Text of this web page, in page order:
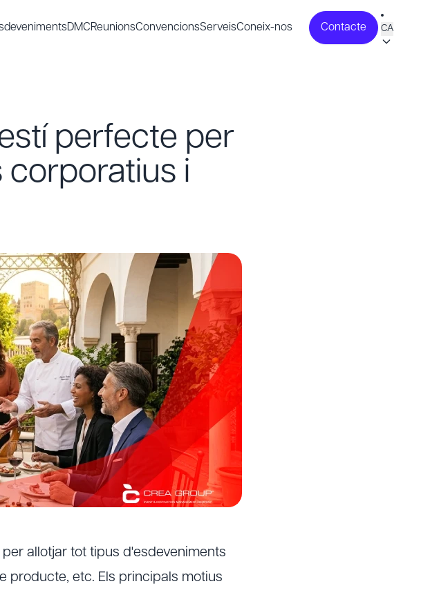
DMCReunionsConvencionsServeisConeix-nos Contacte CA
perfecte per
corporatius i
allotjar tot tipus d'esdeveniments
producte, etc. Els principals motius